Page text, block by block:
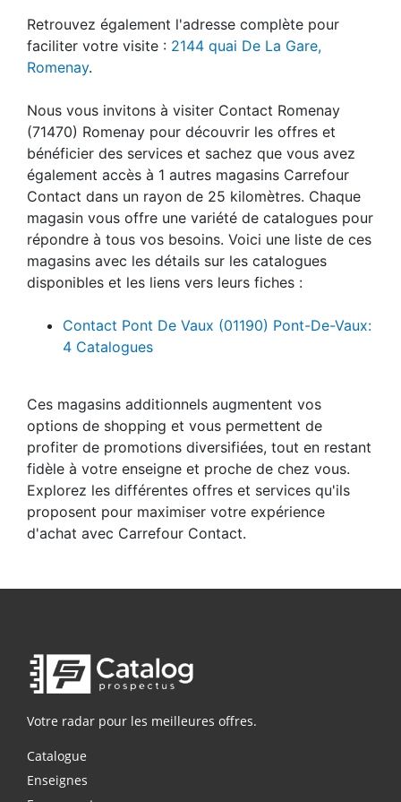
Retrouvez également l'adresse complète pour
faciliter votre visite : 2144 quai De La Gare,
Romenay.
Nous vous invitons à visiter Contact Romenay
(71470) Romenay pour découvrir les offres et
bénéficier des services et sachez que vous avez
également accès à 1 autres magasins Carrefour
Contact dans un rayon de 25 kilomètres. Chaque
magasin vous offre une variété de catalogues pour
répondre à tous vos besoins. Voici une liste de ces
magasins avec les détails sur les catalogues
disponibles et les liens vers leurs fiches :
Contact Pont De Vaux (01190) Pont-De-Vaux:
4 Catalogues
Ces magasins additionnels augmentent vos
options de shopping et vous permettent de
profiter de promotions diversifiées, tout en restant
fidèle à votre enseigne et proche de chez vous.
Explorez les différentes offres et services qu'ils
proposent pour maximiser votre expérience
d'achat avec Carrefour Contact.
Votre radar pour les meilleures offres.
Catalogue
Enseignes